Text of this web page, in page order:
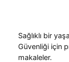
Sağlıklı bir
Güvenliği için
makaleler.